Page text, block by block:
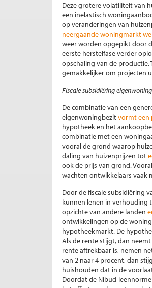
Deze grotere volatiliteit van
een inelastisch
op veranderingen van
neergaande woningmarkt
weer worden opgepikt door
eerste herstelfase verder
opschaling van de
gemakkelijker om projecten
Fiscale subsidiëring
De combinatie van een
eigenwoningbezitvormt een
hypotheek en het
combinatie met een
vooral de grond waarop
daling van huizenprijzen tot
ook de prijs van grond.
wachten ontwikkelaars vaak
Door de fiscale subsidiëring
kunnen lenen in verhouding
opzichte van andere landen
ontwikkelingen op de
hypotheekmarkt. De
Als de rente stijgt, dan
rente aftrekbaar is, nemen
van 2 naar 4 procent, dan
huishouden dat in de
Doordat de Nibud-